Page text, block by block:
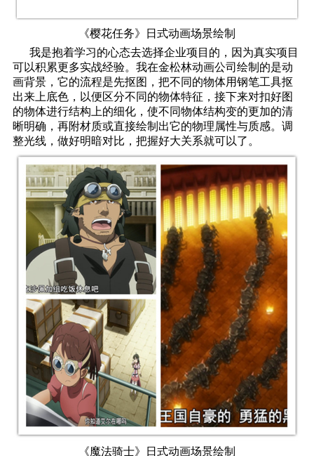
《樱花任务》日式动画场景绘制
我是抱着学习的心态去选择企业项目的，因为真实项目
可以积累更多实战经验。我在金松林动画公司绘制的是动
画背景，它的流程是先抠图，把不同的物体用钢笔工具抠
出来上底色，以便区分不同的物体特征，接下来对扣好图
的物体进行结构上的细化，使不同物体结构变的更加的清
晰明确，再附材质或直接绘制出它的物理属性与质感。调
整光线，做好明暗对比，把握好大关系就可以了。
《魔法骑士》日式动画场景绘制